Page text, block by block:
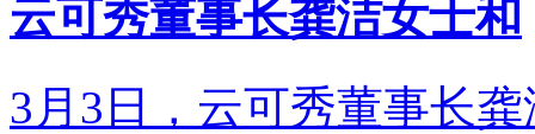
云可秀董事长龚洁女士和
3月3日，云可秀董事长